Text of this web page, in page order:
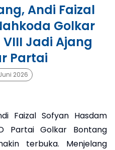
Andi Faizal
Golkar
Jadi Ajang
Partai
2026
Faizal Sofyan Hasdam
Partai Golkar Bontang
terbuka. Menjelang